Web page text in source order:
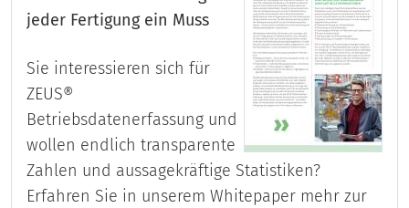
jeder Fertigung ein Muss
Sie interessieren sich für
ZEUS®
Betriebsdatenerfassung und
wollen endlich transparente
Zahlen und aussagekräftige Statistiken?
Erfahren Sie in unserem Whitepaper mehr zur